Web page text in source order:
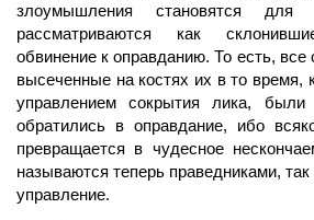
злоумышления становятся для
рассматриваются как
обвинение к оправданию. То есть, все
высеченные на костях их в то время,
управлением сокрытия лика,
обратились в оправдание, ибо
превращается в чудесное
называются теперь праведниками,
управление.